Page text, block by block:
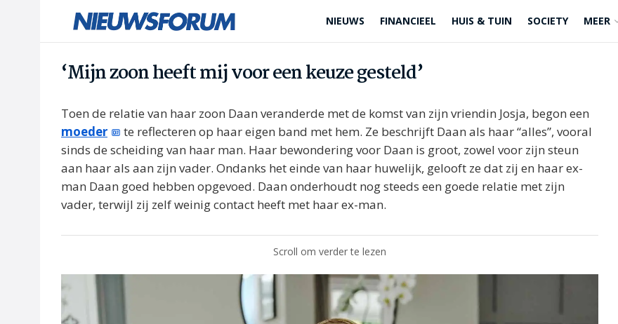
NIEUWS FINANCIEEL HUIS & TUIN SOCIETY MEER
‘Mijn zoon heeft mij voor een keuze gesteld’
Toen de relatie van haar zoon Daan veranderde met de komst van zijn vriendin Josja, begon een
moeder
te reflecteren op haar eigen band met hem. Ze beschrijft Daan als haar “alles”, vooral
sinds de scheiding van haar man. Haar bewondering voor Daan is groot, zowel voor zijn steun
aan haar als aan zijn vader. Ondanks het einde van haar huwelijk, gelooft ze dat zij en haar ex-
man Daan goed hebben opgevoed. Daan onderhoudt nog steeds een goede relatie met zijn
vader, terwijl zij zelf weinig contact heeft met haar ex-man.
Scroll om verder te lezen